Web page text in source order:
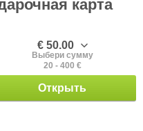
карта
€ 50.00
Выбери сумму
20 - 400 €
Открыть